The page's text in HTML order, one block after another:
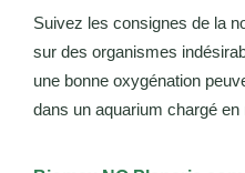
Suivez les consignes de la
sur des organismes
une bonne oxygénation
dans un aquarium chargé en